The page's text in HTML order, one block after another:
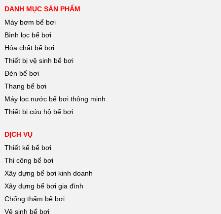
DANH MỤC SẢN PHẨM
Máy bơm bể bơi
Bình lọc bể bơi
Hóa chất bể bơi
Thiết bị vệ sinh bể bơi
Đèn bể bơi
Thang bể bơi
Máy lọc nước bể bơi thông minh
Thiết bị cứu hộ bể bơi
DỊCH VỤ
Thiết kế bể bơi
Thi công bể bơi
Xây dựng bể bơi kinh doanh
Xây dựng bể bơi gia đình
Chống thấm bể bơi
Vệ sinh bể bơi